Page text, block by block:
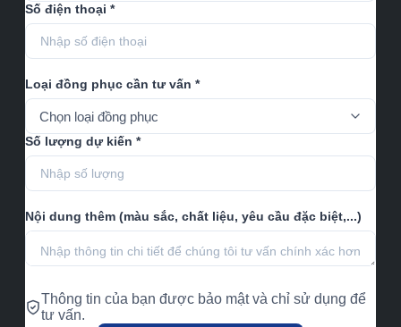
Số điện thoại *
Loại đồng phục cần tư vấn *
Số lượng dự kiến *
Nội dung thêm (màu sắc, chất liệu, yêu cầu đặc biệt,...)
Thông tin của bạn được bảo mật và chỉ sử dụng để
tư vấn.